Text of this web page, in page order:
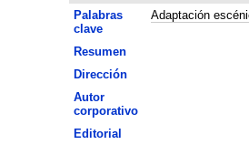
Palabras
clave
Adaptación
Resumen
Dirección
Autor
corporativo
Editorial